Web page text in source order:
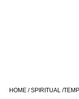
HOME /SPIRITUAL /